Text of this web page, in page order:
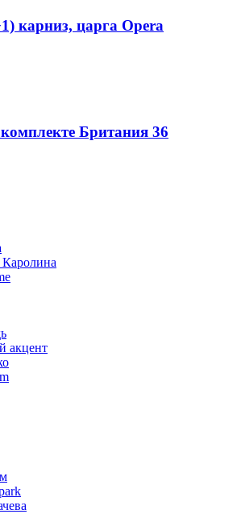
карниз, царга Opera
Британия 36
акцент